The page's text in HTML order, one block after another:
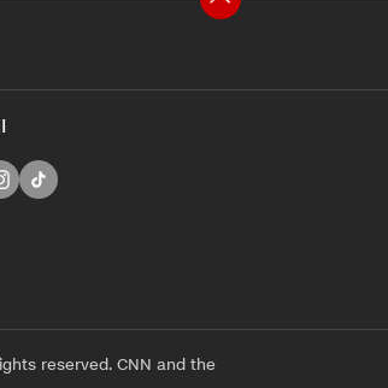
reserved. CNN and the